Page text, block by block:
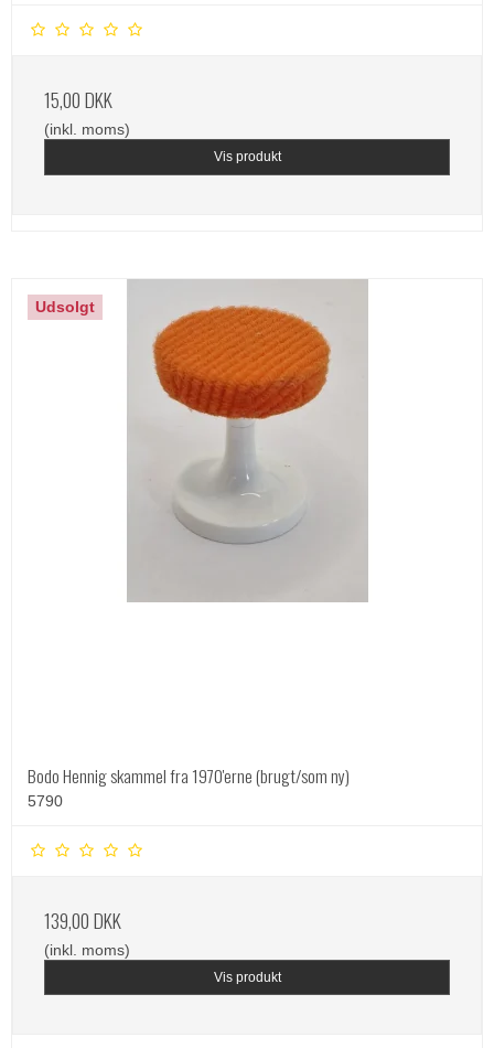
15,00 DKK
(inkl. moms)
Vis produkt
Udsolgt
Bodo Hennig skammel fra 1970'erne (brugt/som ny)
5790
139,00 DKK
(inkl. moms)
Vis produkt